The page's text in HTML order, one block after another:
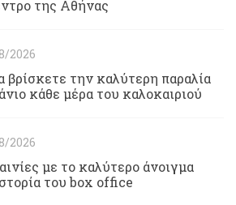
της Αθήνας
2026
βρίσκετε την καλύτερη παραλία
κάθε μέρα του καλοκαιριού
2026
με το καλύτερο άνοιγμα
του box office